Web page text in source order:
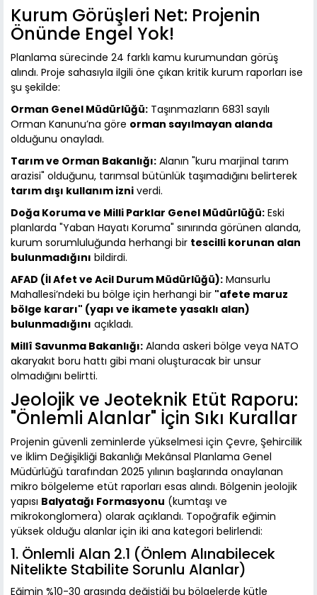
Kurum Görüşleri Net: Projenin
Önünde Engel Yok!
Planlama sürecinde 24 farklı kamu kurumundan görüş
alındı. Proje sahasıyla ilgili öne çıkan kritik kurum raporları ise
şu şekilde:
Orman Genel Müdürlüğü: Taşınmazların 6831 sayılı
Orman Kanunu’na göre orman sayılmayan alanda
olduğunu onayladı.
Tarım ve Orman Bakanlığı: Alanın "kuru marjinal tarım
arazisi" olduğunu, tarımsal bütünlük taşımadığını belirterek
tarım dışı kullanım izni verdi.
Doğa Koruma ve Milli Parklar Genel Müdürlüğü: Eski
planlarda "Yaban Hayatı Koruma" sınırında görünen alanda,
kurum sorumluluğunda herhangi bir tescilli korunan alan
bulunmadığını bildirdi.
AFAD (İl Afet ve Acil Durum Müdürlüğü): Mansurlu
Mahallesi’ndeki bu bölge için herhangi bir "afete maruz
bölge kararı" (yapı ve ikamete yasaklı alan)
bulunmadığını açıkladı.
Millî Savunma Bakanlığı: Alanda askeri bölge veya NATO
akaryakıt boru hattı gibi mani oluşturacak bir unsur
olmadığını belirtti.
Jeolojik ve Jeoteknik Etüt Raporu:
"Önlemli Alanlar" İçin Sıkı Kurallar
Projenin güvenli zeminlerde yükselmesi için Çevre, Şehircilik
ve İklim Değişikliği Bakanlığı Mekânsal Planlama Genel
Müdürlüğü tarafından 2025 yılının başlarında onaylanan
mikro bölgeleme etüt raporları esas alındı. Bölgenin jeolojik
yapısı Balyatağı Formasyonu (kumtaşı ve
mikrokonglomera) olarak açıklandı. Topoğrafik eğimin
yüksek olduğu alanlar için iki ana kategori belirlendi:
1. Önlemli Alan 2.1 (Önlem Alınabilecek
Nitelikte Stabilite Sorunlu Alanlar)
Eğimin %10-30 arasında değiştiği bu bölgelerde kütle